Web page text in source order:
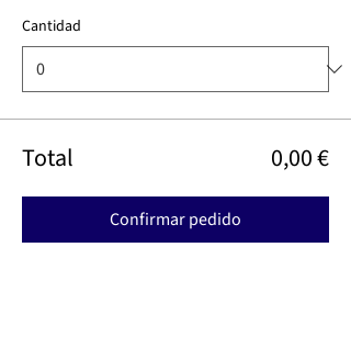
Cantidad
Total 0,00 €
Confirmar pedido